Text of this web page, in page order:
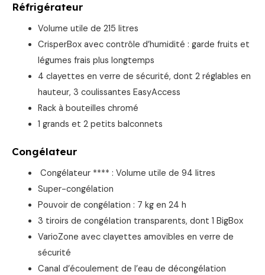
Réfrigérateur
Volume utile de 215 litres
CrisperBox avec contrôle d’humidité : garde fruits et
légumes frais plus longtemps
4 clayettes en verre de sécurité, dont 2 réglables en
hauteur, 3 coulissantes EasyAccess
Rack à bouteilles chromé
1 grands et 2 petits balconnets
Congélateur
Congélateur **** : Volume utile de 94 litres
Super-congélation
Pouvoir de congélation : 7 kg en 24 h
3 tiroirs de congélation transparents, dont 1 BigBox
VarioZone avec clayettes amovibles en verre de
sécurité
Canal d’écoulement de l’eau de décongélation